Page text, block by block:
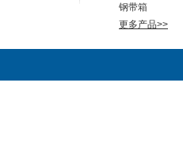
钢带箱
更多产品>>